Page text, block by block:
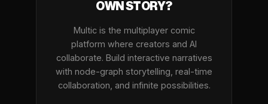
OWN STORY?
Multic is the multiplayer comic
platform where creators and AI
collaborate. Build interactive narratives
with node-graph storytelling, real-time
collaboration, and infinite possibilities.